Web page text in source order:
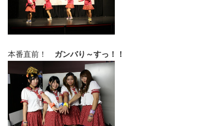
本番直前！ ガンバり～すっ！！